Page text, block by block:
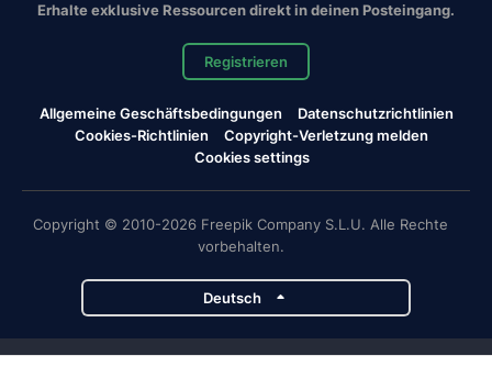
Erhalte exklusive Ressourcen direkt in deinen Posteingang.
Registrieren
Allgemeine Geschäftsbedingungen
Datenschutzrichtlinien
Cookies-Richtlinien
Copyright-Verletzung melden
Cookies settings
Copyright © 2010-2026 Freepik Company S.L.U. Alle Rechte
vorbehalten.
Deutsch